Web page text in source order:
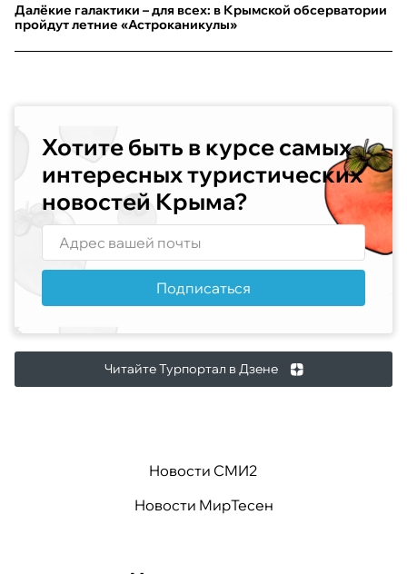
Далёкие галактики – для всех: в Крымской обсерватории
пройдут летние «Астроканикулы»
Хотите быть в курсе самых
интересных туристических
новостей Крыма?
Подписаться
Читайте Турпортал в Дзене
Новости СМИ2
Новости МирТесен